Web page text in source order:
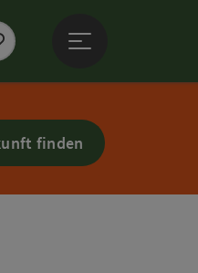
Karte
finden